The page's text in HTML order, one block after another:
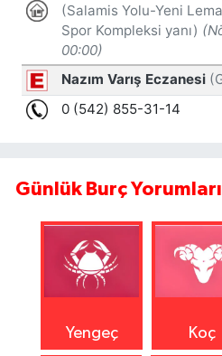
Günlük Burç Yorumları
Yengeç Koç